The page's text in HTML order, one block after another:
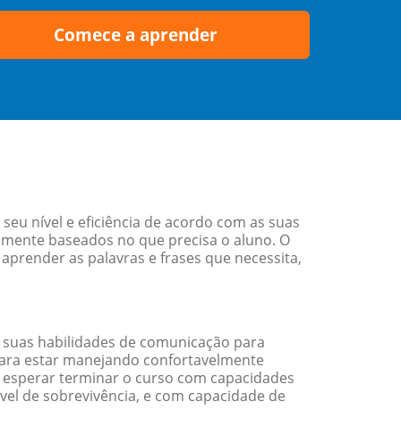
Comece a aprender
nível e eficiência de acordo com as suas
baseados no que precisa o aluno. O
as palavras e frases que necessita,
habilidades de comunicação para
estar manejando confortavelmente
terminar o curso com capacidades
de sobrevivência, e com capacidade de